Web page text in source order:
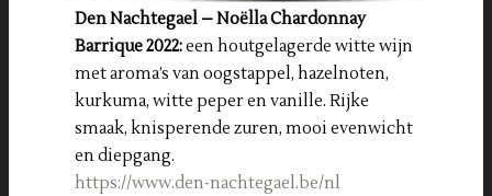
Den Nachtegael – Noëlla Chardonnay
Barrique 2022:een houtgelagerde witte wijn
met aroma’s van oogstappel, hazelnoten,
kurkuma, witte peper en vanille. Rijke
smaak, knisperende zuren, mooi evenwicht
en diepgang.
https://www.den-nachtegael.be/nl